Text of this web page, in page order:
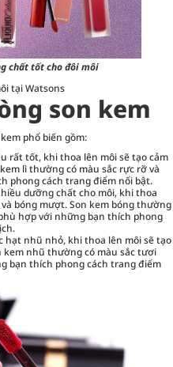
chất tốt cho đôi môi
tại Watsons
son kem
phổ biến gồm:
rất tốt, khi thoa lên môi sẽ tạo cảm
lì thường có màu sắc rực rỡ và
phong cách trang điểm nổi bật.
dưỡng chất cho môi, khi thoa
bóng mượt. Son kem bóng thường
hợp với những bạn thích phong
hạt nhũ nhỏ, khi thoa lên môi sẽ tạo
kem nhũ thường có màu sắc tươi
bạn thích phong cách trang điểm